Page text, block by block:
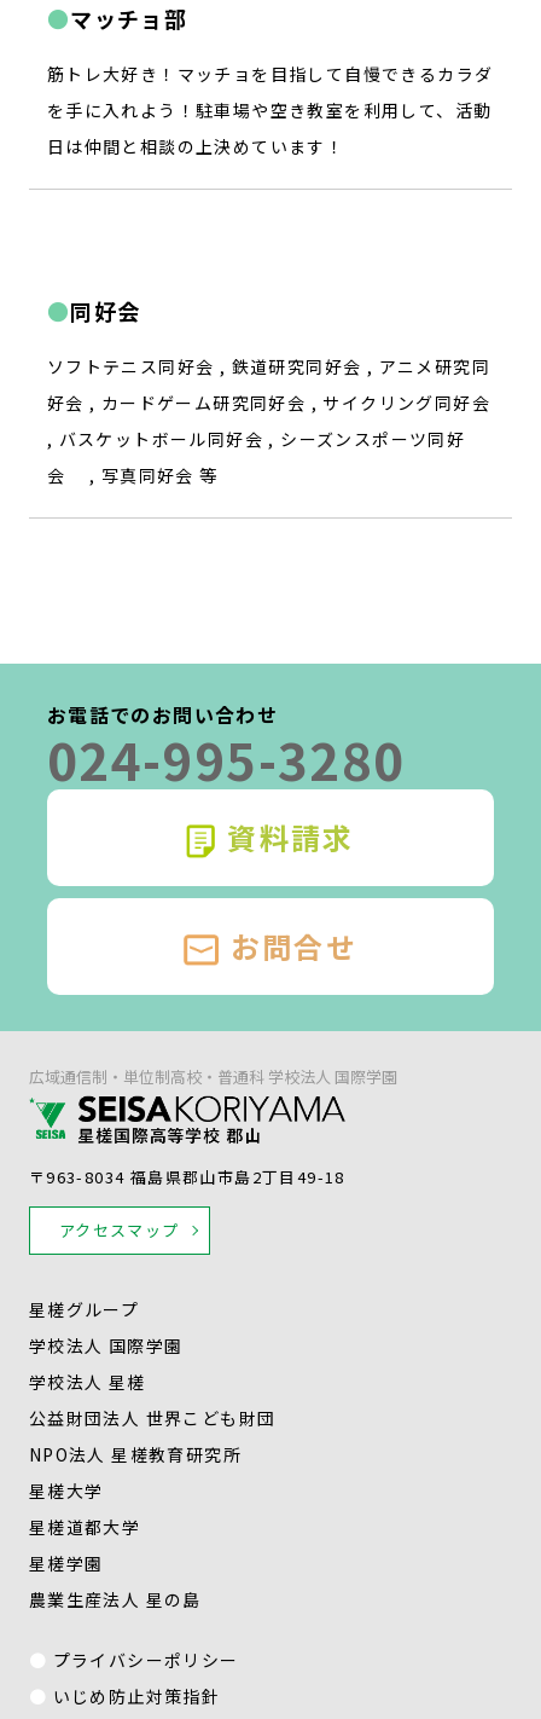
マッチョ部
筋トレ大好き！マッチョを目指して自慢できるカラダ
を手に入れよう！駐車場や空き教室を利用して、活動
日は仲間と相談の上決めています！
同好会
ソフトテニス同好会 , 鉄道研究同好会 , アニメ研究同
好会 , カードゲーム研究同好会 , サイクリング同好会
, バスケットボール同好会 , シーズンスポーツ同好
会 , 写真同好会 等
お電話でのお問い合わせ
024-995-3280
資料請求
お問合せ
広域通信制・単位制高校・普通科 学校法人 国際学園
〒963-8034 福島県郡山市島2丁目49-18
アクセスマップ
星槎グループ
学校法人 国際学園
学校法人 星槎
公益財団法人 世界こども財団
NPO法人 星槎教育研究所
星槎大学
星槎道都大学
星槎学園
農業生産法人 星の島
プライバシーポリシー
いじめ防止対策指針